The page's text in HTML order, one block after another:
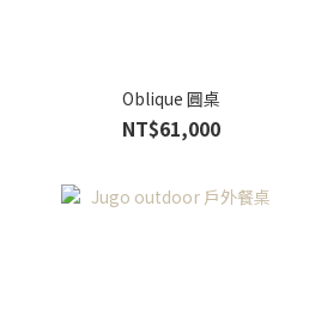
Oblique 圓桌
NT$61,000